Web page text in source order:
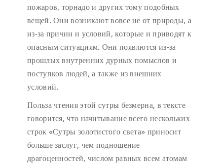
пожаров, торнадо и других тому подобных
вещей. Они возникают вовсе не от природы, а
из-за причин и условий, которые и приводят к
опасным ситуациям. Они появлются из-за
прошлых внутренних дурных помыслов и
поступков людей, а также из внешних
условий.
Польза чтения этой сутры безмерна, в тексте
говорится, что начитывание всего нескольких
строк «Сутры золотистого света» приносит
больше заслуг, чем подношение
драгоценностей, числом равных всем атомам